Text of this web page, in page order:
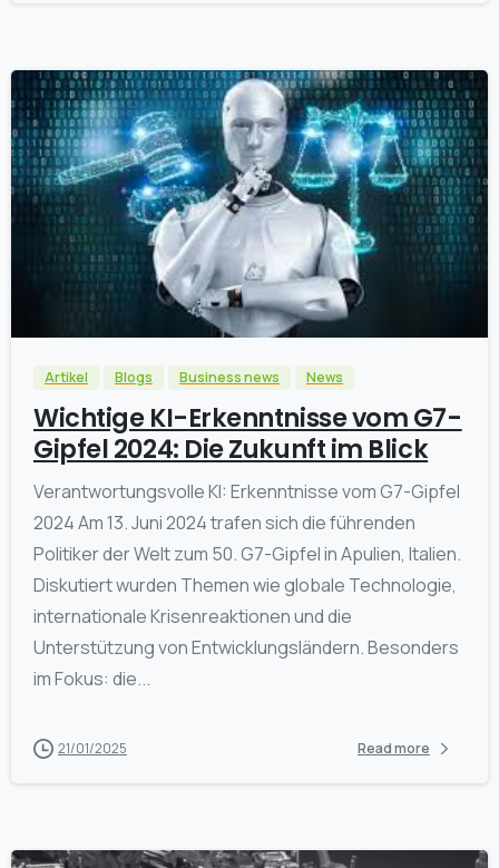
Artikel Blogs Business news News
Wichtige KI-Erkenntnisse vom G7-
Gipfel 2024: Die Zukunft im Blick
Verantwortungsvolle KI: Erkenntnisse vom G7-Gipfel
2024 Am 13. Juni 2024 trafen sich die führenden
Politiker der Welt zum 50. G7-Gipfel in Apulien, Italien.
Diskutiert wurden Themen wie globale Technologie,
internationale Krisenreaktionen und die
Unterstützung von Entwicklungsländern. Besonders
im Fokus: die...
21/01/2025 Read more